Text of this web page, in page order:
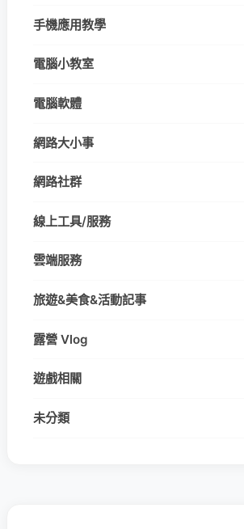
手機應用教學
電腦小教室
電腦軟體
網路大小事
網路社群
線上工具/服務
雲端服務
旅遊&美食&活動記事
露營 Vlog
遊戲相關
未分類